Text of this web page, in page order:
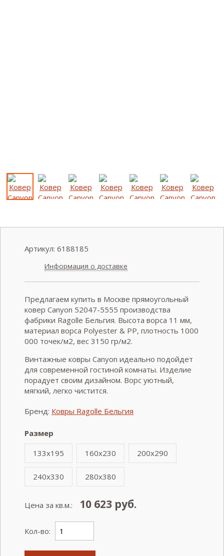
Артикул: 6188185
Информация о доставке
Предлагаем купить в Москве прямоугольный
ковер Canyon 52047-5555 производства
фабрики Ragolle Бельгия. Высота ворса 11 мм,
материал ворса Polyester & PP, плотность 1000
000 точек/м2, вес 3150 гр/м2.
Винтажные ковры Canyon идеально подойдет
для современной гостиной комнаты. Изделие
порадует своим дизайном. Ворс уютный,
мягкий, легко чистится.
Бренд: Ковры Ragolle Бельгия
Размер
133x195
160x230 200x290
240x330 280x380
Цена за кв.м.: 10 623 руб.
Кол-во: